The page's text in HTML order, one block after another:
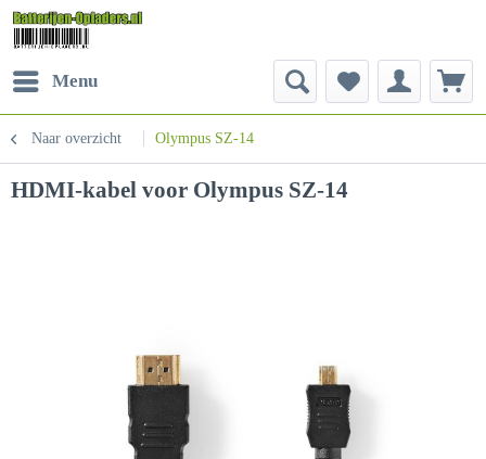
Menu
Naar overzicht Olympus SZ-14
HDMI-kabel voor Olympus SZ-14